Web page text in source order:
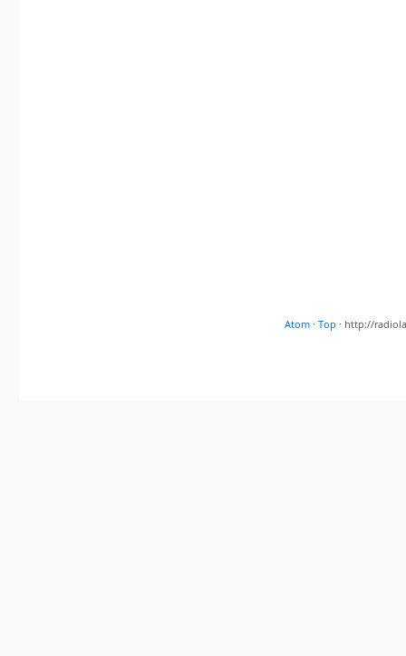
Atom · Top · http://